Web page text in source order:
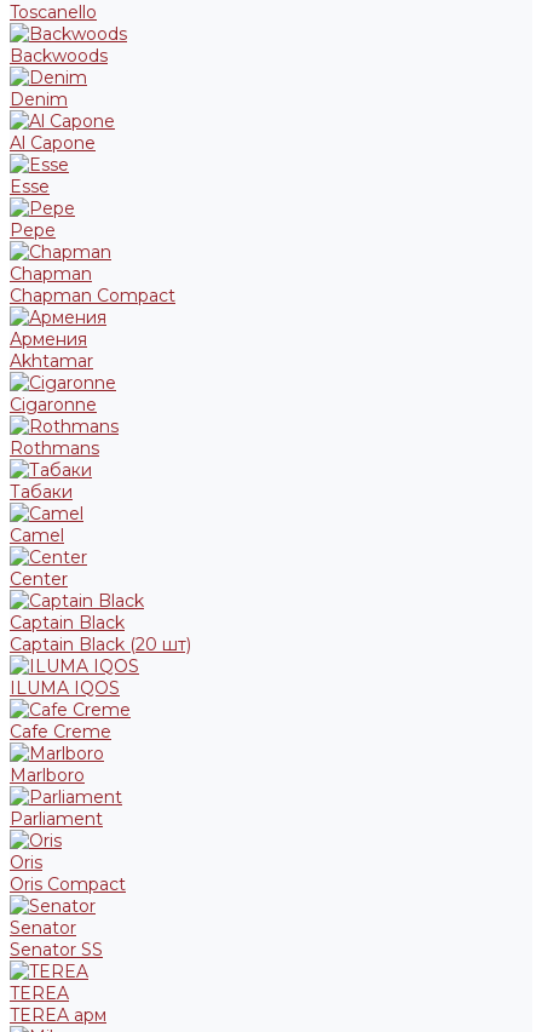
Toscanello
Backwoods
Denim
Al Capone
Esse
Pepe
Chapman
Chapman Compact
Армения
Akhtamar
Cigaronne
Rothmans
Табаки
Camel
Center
Captain Black
Captain Black (20 шт)
ILUMA IQOS
Cafe Creme
Marlboro
Parliament
Oris
Oris Compact
Senator
Senator SS
TEREA
TEREA арм